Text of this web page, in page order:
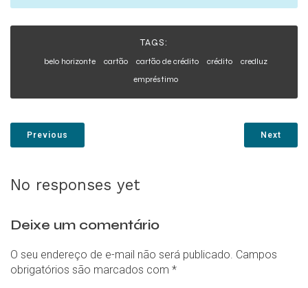
TAGS:
belo horizonte cartão cartão de crédito crédito
credluz
empréstimo
Previous Next
No responses yet
Deixe um comentário
O seu endereço de e-mail não será publicado. Campos
obrigatórios são marcados com *